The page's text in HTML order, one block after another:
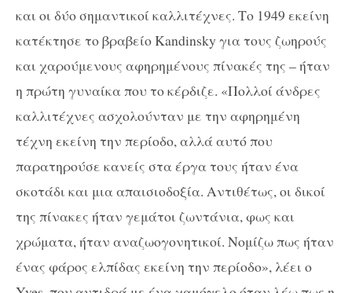
και οι δύο σημαντικοί καλλιτέχνες. Το 1949 εκείνη
κατέκτησε το βραβείοKandinsky για τους ζωηρούς
και χαρούμενους αφηρημένους πίνακές της – ήταν
η πρώτη γυναίκα που το κέρδιζε. «Πολλοί άνδρες
καλλιτέχνες ασχολούνταν με την αφηρημένη
τέχνη εκείνη την περίοδο, αλλά αυτό που
παρατηρούσε κανείς στα έργα τους ήταν ένα
σκοτάδι και μια απαισιοδοξία. Αντιθέτως, οι δικοί
της πίνακες ήταν γεμάτοι ζωντάνια, φως και
χρώματα, ήταν αναζωογονητικοί. Νομίζω πως ήταν
ένας φάρος ελπίδας εκείνη την περίοδο», λέει ο